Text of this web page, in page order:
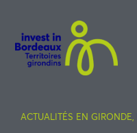
ACTUALITÉS EN GIRONDE,